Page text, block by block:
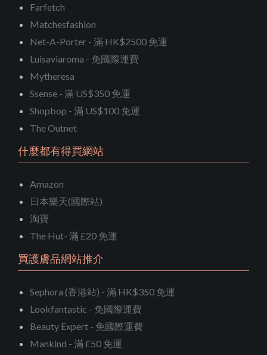
Farfetch
Matchesfashion
Net-A-Porter - 滿 HK$2500 免運
Luisaviaroma - 免國際運費
Mytheresa
Ssense - 滿 US$350 免運
Shopbop - 滿 US$100 免運
The Outnet
什麼都有得買網站
Amazon
日本樂天(國際站)
淘寶
The Hut- 滿 £20 免運
買護膚品網站推介
Sephora (香港站) - 滿 HK$350 免運
Lookfantastic - 免國際運費
Beauty Expert - 免國際運費
Mankind - 滿 £50 免運